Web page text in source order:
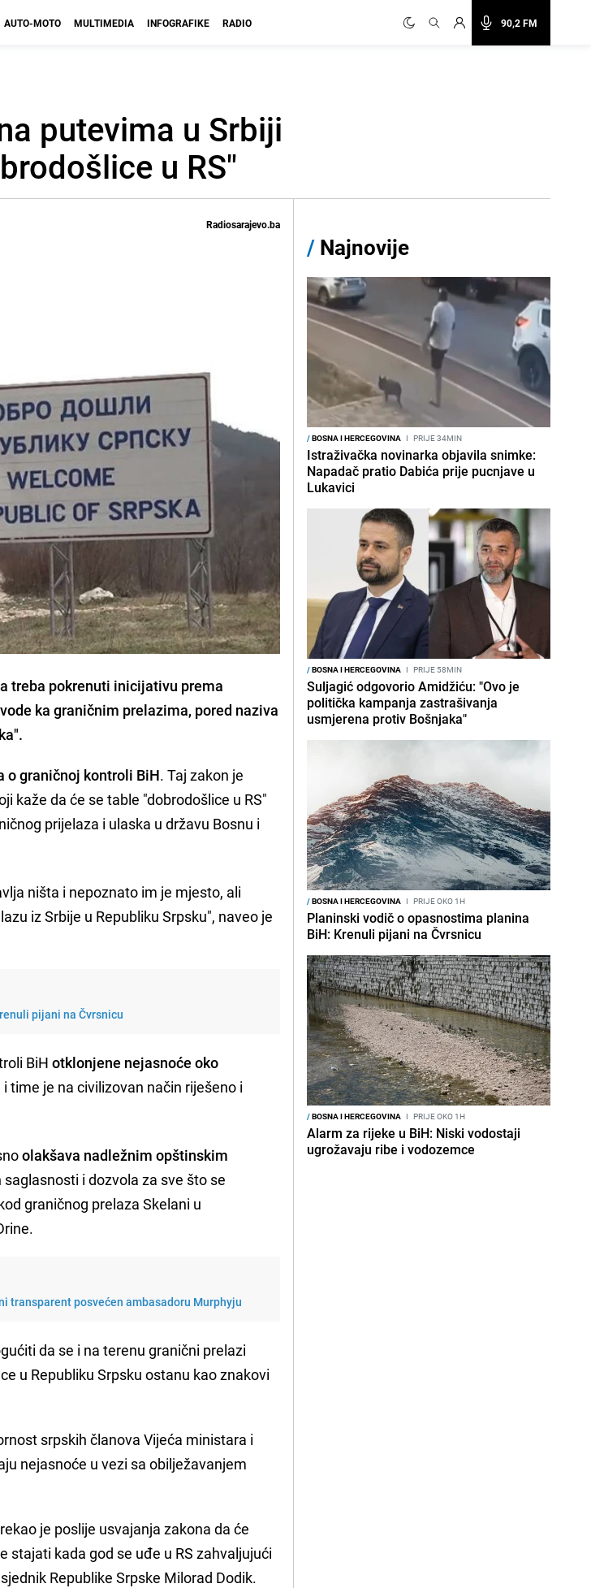
90,2 FM
AUTO-MOTO MULTIMEDIA INFOGRAFIKE RADIO
putevima u Srbiji
u RS"
Radiosarajevo.ba
treba pokrenuti inicijativu prema
ka graničnim prelazima, pored naziva
o graničnoj kontroli BiH. Taj zakon je
kaže da će se table "dobrodošlice u RS"
prijelaza i ulaska u državu Bosnu i
ništa i nepoznato im je mjesto, ali
iz Srbije u Republiku Srpsku", naveo je
pijani na Čvrsnicu
BiHotklonjene nejasnoće oko
time je na civilizovan način riješeno i
olakšava nadležnim opštinskim
i dozvola za sve što se
graničnog prelaza Skelani u
transparent posvećen ambasadoru Murphyju
da se i na terenu granični prelazi
u Republiku Srpsku ostanu kao znakovi
srpskih članova Vijeća ministara i
nejasnoće u vezi sa obilježavanjem
rekao je poslije usvajanja zakona da će
stajati kada god se uđe u RS zahvaljujući
Republike Srpske Milorad Dodik.
/ Najnovije
/BOSNA I HERCEGOVINA I PRIJE 34MIN
Istraživačka novinarka objavila snimke:
Napadač pratio Dabića prije pucnjave u
Lukavici
/BOSNA I HERCEGOVINA I PRIJE 58MIN
Suljagić odgovorio Amidžiću: "Ovo je
politička kampanja zastrašivanja
usmjerena protiv Bošnjaka"
/BOSNA I HERCEGOVINA I PRIJE OKO 1H
Planinski vodič o opasnostima planina
BiH: Krenuli pijani na Čvrsnicu
/BOSNA I HERCEGOVINA I PRIJE OKO 1H
Alarm za rijeke u BiH: Niski vodostaji
ugrožavaju ribe i vodozemce